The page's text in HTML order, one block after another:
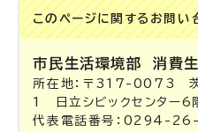
このページに関する お問い
市民生活環境部消費
所在地：〒317-0073 茨
1 日立シビックセンター6
代表電話番号：0294-